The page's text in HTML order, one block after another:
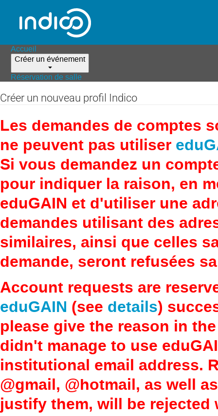
Accueil
Créer un événement
Réservation de salle
Créer un nouveau profil Indico
Les demandes de comptes
ne peuvent pas utiliser
Si vous demandez un
pour indiquer la raison, en
eduGAIN et d'utiliser une
demandes utilisant des
similaires, ainsi que celles
demande, seront refusées
Account requests are
eduGAIN (see details)
please give the reason in
didn't manage to use
institutional email address.
@gmail, @hotmail, as well
justify them, will be